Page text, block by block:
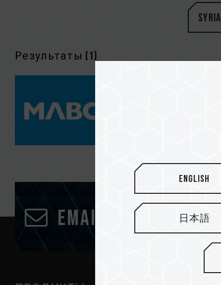
Syria
Результаты (1)
Email подписка
English
日本語